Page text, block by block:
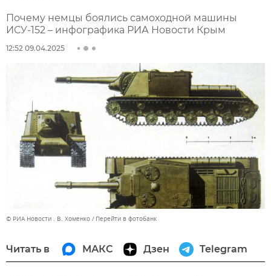
Почему немцы боялись самоходной машины
ИСУ-152 – инфографика РИА Новости Крым
12:52 09.04.2025
© РИА Новости . В. Хоменко Перейти в фотобанк
Читать в МАКС Дзен Telegram